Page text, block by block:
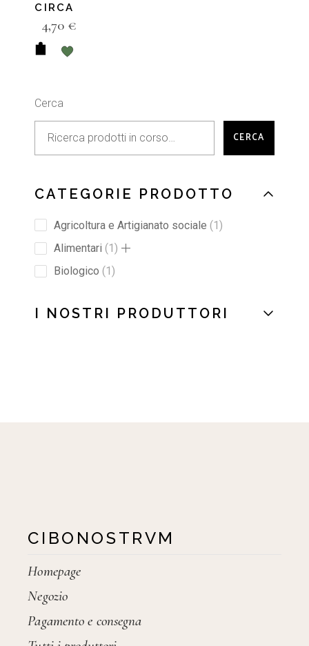
CIRCA
4,70 €
Cerca
CERCA
CATEGORIE PRODOTTO
Agricoltura e Artigianato sociale 1
Alimentari 1
Biologico 1
I NOSTRI PRODUTTORI
CIBONOSTRVM
Homepage
Negozio
Pagamento e consegna